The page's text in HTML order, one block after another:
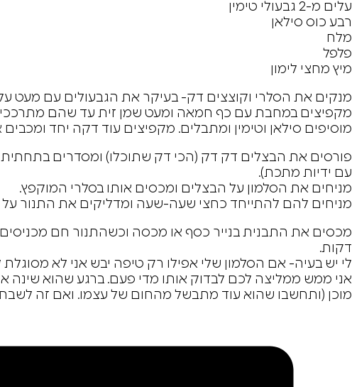
עלים מ-2 גבעולי טימין
רבע כוס סילאן
מלח
פלפל
מיץ מחצי לימון
מנקים את הסלרי וקוצצים דק- בעיקר את הגבעולים עם מעט
מקפיצים במחבת עם כף חמאה ומעט שמן זית עד שהם מתרככים (בערך
מוסיפים סילאן וטימין ומתבלים. מקפיצים עוד דקה יחד
פורסים את הבצלים דק דק (הכי דק שתוכלו) ומסדרים בתחתית
עם ידיות מתכת).
מניחים את הסלמון על הבצלים ומכסים אותו בסלרי המוקפץ.
מניחים להם להתייחד כחצי שעה-שעה ומדליקים את התנור על 180 מעלות.
מכסים את התבנית בנייר כסף או מכסה וכשהתנור חם
דקות.
לי יש בעיה- אם הסלמון שלי אפילו רק טיפה יבש אני לא
אני ממש ממליצה לכם לבדוק אותו מדי פעם. ברגע שהוא שינה
מוכן (ותחשבו שהוא עוד מתבשל מהחום של עצמו. ואם זה לשבת